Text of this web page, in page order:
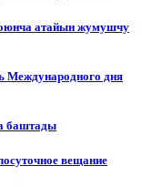
атайын жумушчу
Международного дня
баштады
вещание